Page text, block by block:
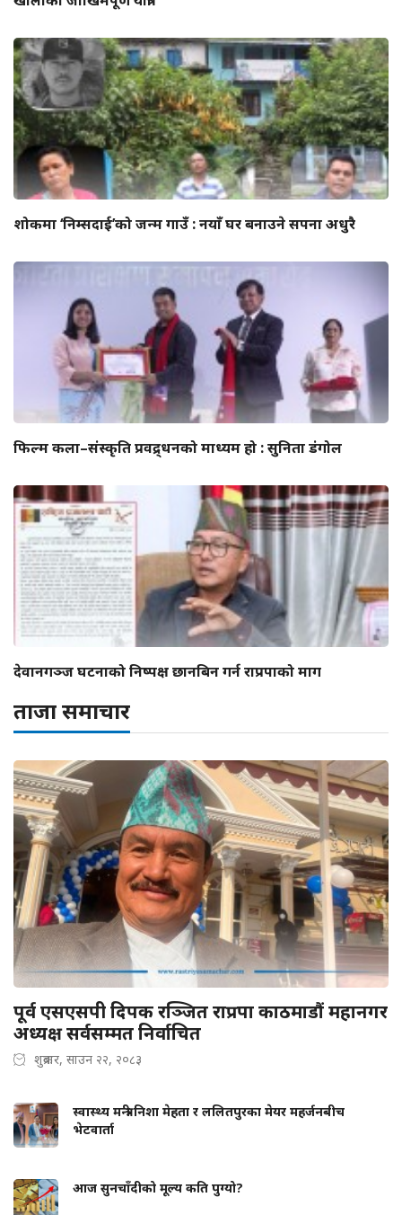
शोकमा ‘निम्सदाई’को जन्म गाउँ : नयाँ घर बनाउने सपना अधुरै
फिल्म कला–संस्कृति प्रवद्र्धनको माध्यम हो : सुनिता डंगोल
देवानगञ्ज घटनाको निष्पक्ष छानबिन गर्न राप्रपाको माग
ताजा समाचार
पूर्व एसएसपी दिपक रञ्जित राप्रपा काठमाडौं महानगर
अध्यक्ष सर्वसम्मत निर्वाचित
शुक्रबार, साउन २२, २०८३
स्वास्थ्य मन्त्री निशा मेहता र ललितपुरका मेयर महर्जनबीच
भेटवार्ता
आज सुनचाँदीको मूल्य कति पुग्यो?